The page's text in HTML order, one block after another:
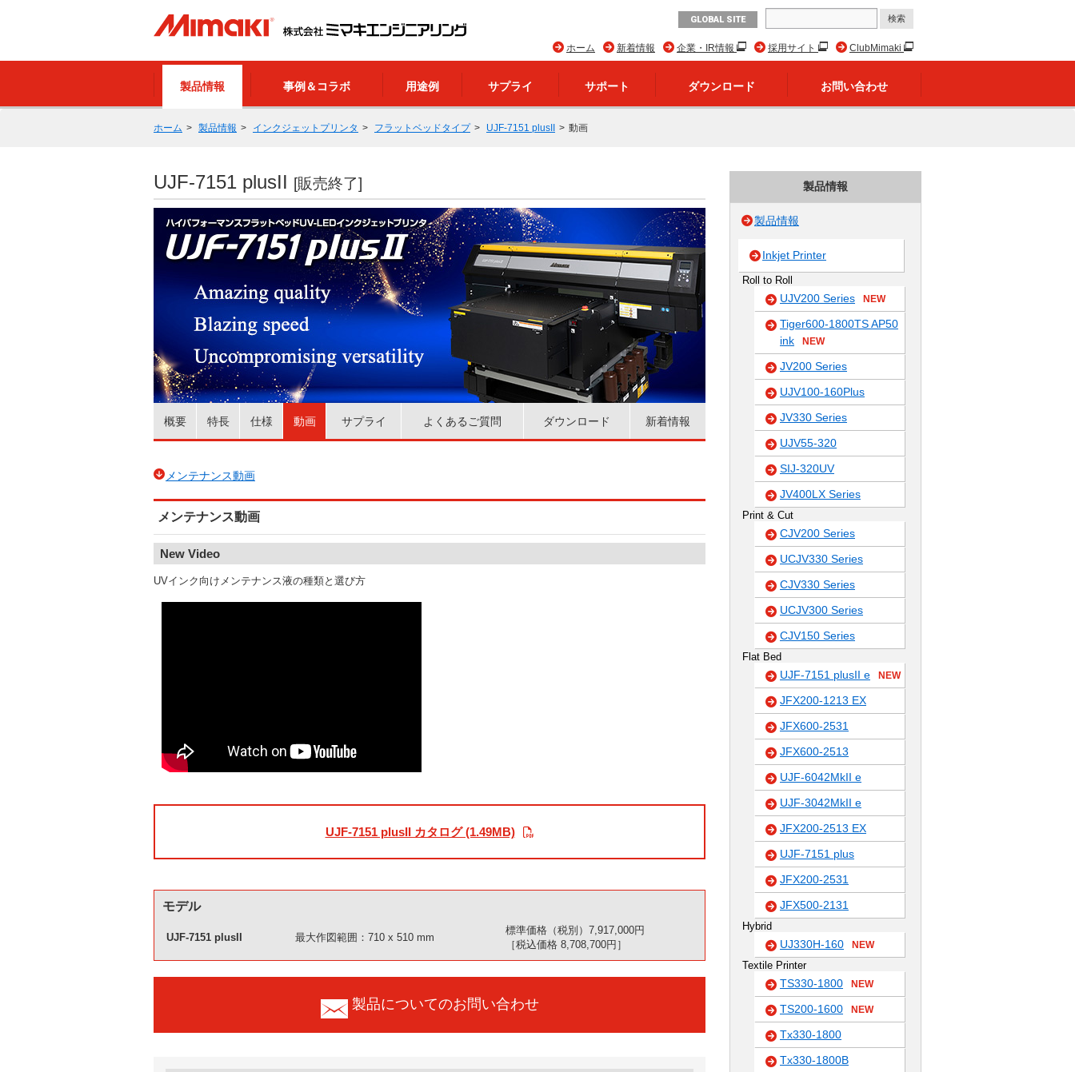
GLOBAL SITE
ClubMimaki
採用サイト
企業・IR情報
新着情報
ホーム
製品情報 事例＆コラボ 用途例 サプライ サポート ダウンロード お問い合わせ
ホーム 製品情報 インクジェットプリンタ フラットベッドタイプ UJF-7151 plusII 動画
UJF-7151 plusII [販売終了]
概要 特長 仕様 動画 サプライ よくあるご質問 ダウンロード 新着情報
メンテナンス動画
メンテナンス動画
New Video
UVインク向けメンテナンス液の種類と選び方
UJF-7151 plusII カタログ (1.49MB)
モデル
UJF-7151 plusII 最大作図範囲：710 x 510 mm
標準価格（税別）7,917,000円
［税込価格 8,708,700円］
製品についてのお問い合わせ
製品情報
製品情報
Inkjet Printer
Roll to Roll
UJV200 Series NEW
Tiger600-1800TS AP50
ink
NEW
JV200 Series
UJV100-160Plus
JV330 Series
UJV55-320
SIJ-320UV
JV400LX Series
Print & Cut
CJV200 Series
UCJV330 Series
CJV330 Series
UCJV300 Series
CJV150 Series
Flat Bed
UJF-7151 plusII e NEW
JFX200-1213 EX
JFX600-2531
JFX600-2513
UJF-6042MkII e
UJF-3042MkII e
JFX200-2513 EX
UJF-7151 plus
JFX200-2531
JFX500-2131
Hybrid
UJ330H-160 NEW
Textile Printer
TS330-1800 NEW
TS200-1600 NEW
Tx330-1800
Tx330-1800B